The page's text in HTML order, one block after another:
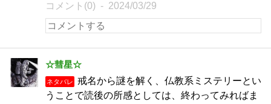
コメント(0) 2024/03/29
☆彗星☆
ネタバレ
戒名から謎を解く、仏教系ミステリーとい
うことで読後の所感としては、終わってみればま